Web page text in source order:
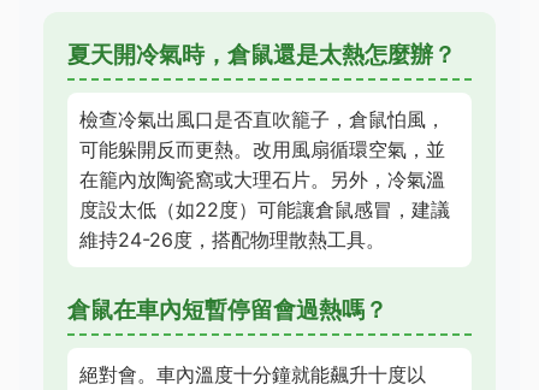
夏天開冷氣時，倉鼠還是太熱怎麼辦？
檢查冷氣出風口是否直吹籠子，倉鼠怕風，
可能躲開反而更熱。改用風扇循環空氣，並
在籠內放陶瓷窩或大理石片。另外，冷氣溫
度設太低（如22度）可能讓倉鼠感冒，建議
維持24-26度，搭配物理散熱工具。
倉鼠在車內短暫停留會過熱嗎？
絕對會。車內溫度十分鐘就能飆升十度以